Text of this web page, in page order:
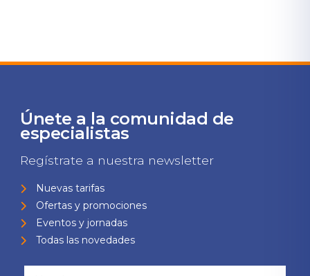
Únete a la comunidad de
especialistas
Regístrate a nuestra newsletter
Nuevas tarifas
Ofertas y promociones
Eventos y jornadas
Todas las novedades